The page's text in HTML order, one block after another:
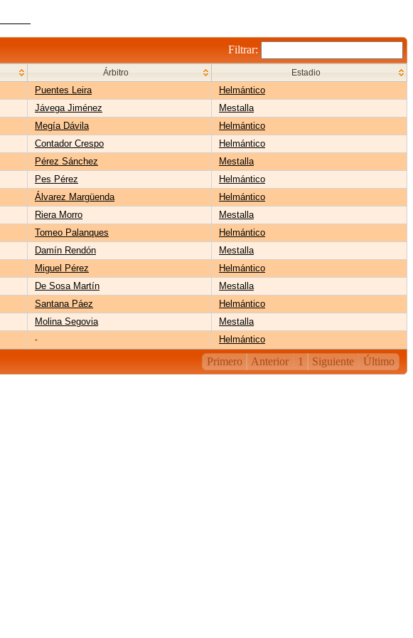
Filtrar:
Árbitro Estadio
Puentes Leira Helmántico
Jávega Jiménez Mestalla
Megía Dávila Helmántico
Contador Crespo Helmántico
Pérez Sánchez Mestalla
Pes Pérez Helmántico
Álvarez Margüenda Helmántico
Riera Morro Mestalla
Tomeo Palanques Helmántico
Damín Rendón Mestalla
Miguel Pérez Helmántico
De Sosa Martín Mestalla
Santana Páez Helmántico
Molina Segovia Mestalla
- Helmántico
Primero Anterior 1 Siguiente Último